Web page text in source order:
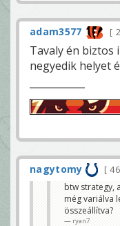
adam3577
Tavaly én biztos
negyedik helyet
nagytomy
btw strategy,
még variálva
összeállítva?
ryan7